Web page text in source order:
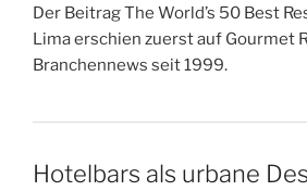
Der Beitrag The World’s 50 Best
Lima erschien zuerst auf Gourmet
Branchennews seit 1999.
Hotelbars als urbane